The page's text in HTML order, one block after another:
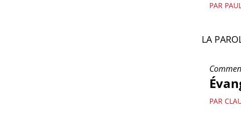
PAR
LA
PAR